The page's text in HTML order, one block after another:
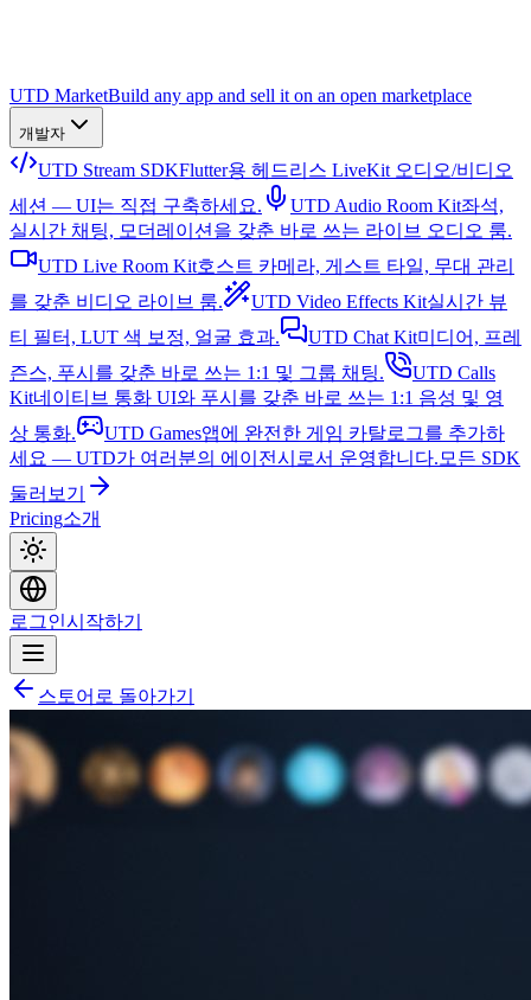
UTD MarketBuild any app and sell it on an open marketplace
개발자
UTD Stream SDKFlutter용 헤드리스 LiveKit 오디오/비디오
세션 — UI는 직접 구축하세요.
UTD Audio Room Kit좌석,
실시간 채팅, 모더레이션을 갖춘 바로 쓰는 라이브 오디오 룸.
UTD Live Room Kit호스트 카메라, 게스트 타일, 무대 관리
를 갖춘 비디오 라이브 룸.
UTD Video Effects Kit실시간 뷰
티 필터, LUT 색 보정, 얼굴 효과.
UTD Chat Kit미디어, 프레
즌스, 푸시를 갖춘 바로 쓰는 1:1 및 그룹 채팅.
UTD Calls
Kit네이티브 통화 UI와 푸시를 갖춘 바로 쓰는 1:1 음성 및 영
상 통화.
UTD Games앱에 완전한 게임 카탈로그를 추가하
세요 — UTD가 여러분의 에이전시로서 운영합니다. 모든 SDK
둘러보기
Pricing소개
로그인시작하기
스토어로 돌아가기